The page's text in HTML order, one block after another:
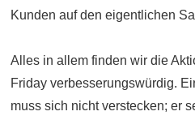
Kunden auf den eigentlichen
Alles in allem finden wir die
Friday verbesserungswürdig.
muss sich nicht verstecken; er